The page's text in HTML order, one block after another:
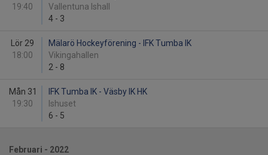
19:40
Vallentuna Ishall
4 - 3
Lör 29
18:00
Mälarö Hockeyförening - IFK Tumba IK
Vikingahallen
2 - 8
Mån 31
19:30
IFK Tumba IK - Väsby IK HK
Ishuset
6 - 5
Februari - 2022